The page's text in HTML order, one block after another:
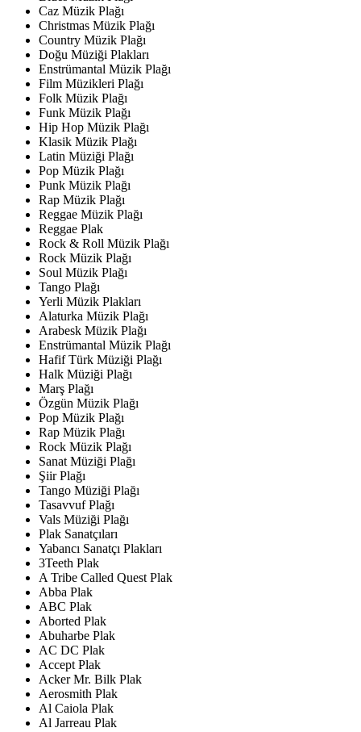
Caz Müzik Plağı
Christmas Müzik Plağı
Country Müzik Plağı
Doğu Müziği Plakları
Enstrümantal Müzik Plağı
Film Müzikleri Plağı
Folk Müzik Plağı
Funk Müzik Plağı
Hip Hop Müzik Plağı
Klasik Müzik Plağı
Latin Müziği Plağı
Pop Müzik Plağı
Punk Müzik Plağı
Rap Müzik Plağı
Reggae Müzik Plağı
Reggae Plak
Rock & Roll Müzik Plağı
Rock Müzik Plağı
Soul Müzik Plağı
Tango Plağı
Yerli Müzik Plakları
Alaturka Müzik Plağı
Arabesk Müzik Plağı
Enstrümantal Müzik Plağı
Hafif Türk Müziği Plağı
Halk Müziği Plağı
Marş Plağı
Özgün Müzik Plağı
Pop Müzik Plağı
Rap Müzik Plağı
Rock Müzik Plağı
Sanat Müziği Plağı
Şiir Plağı
Tango Müziği Plağı
Tasavvuf Plağı
Vals Müziği Plağı
Plak Sanatçıları
Yabancı Sanatçı Plakları
3Teeth Plak
A Tribe Called Quest Plak
Abba Plak
ABC Plak
Aborted Plak
Abuharbe Plak
AC DC Plak
Accept Plak
Acker Mr. Bilk Plak
Aerosmith Plak
Al Caiola Plak
Al Jarreau Plak